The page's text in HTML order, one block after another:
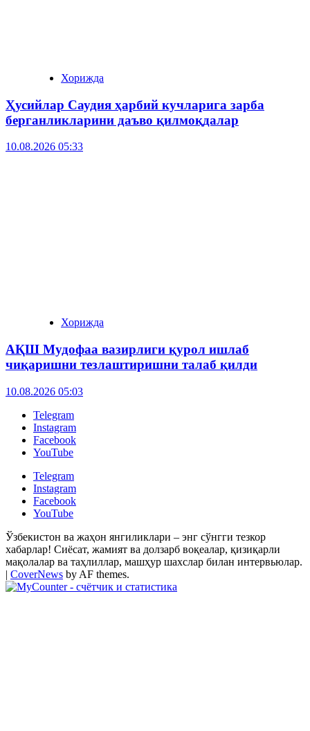
Хорижда
Ҳусийлар Саудия ҳарбий кучларига зарба
берганликларини даъво қилмоқдалар
10.08.2026 05:33
Хорижда
АҚШ Мудофаа вазирлиги қурол ишлаб
чиқаришни тезлаштиришни талаб қилди
10.08.2026 05:03
Telegram
Instagram
Facebook
YouTube
Telegram
Instagram
Facebook
YouTube
Ўзбекистон ва жаҳон янгиликлари – энг сўнгги тезкор
хабарлар! Сиёсат, жамият ва долзарб воқеалар, қизиқарли
мақолалар ва таҳлиллар, машҳур шахслар билан интервьюлар.
| CoverNews by AF themes.